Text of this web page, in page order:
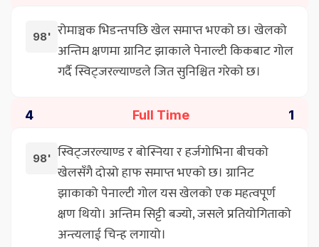
98' रोमाञ्चक भिडन्तपछि खेल समाप्त भएको छ। खेलको
अन्तिम क्षणमा ग्रानिट झाकाले पेनाल्टी किकबाट गोल
गर्दै स्विट्जरल्याण्डले जित सुनिश्चित गरेको छ।
4 Full Time 1
98' स्विट्जरल्याण्ड र बोस्निया र हर्जगोभिना बीचको
खेलसँगै दोस्रो हाफ समाप्त भएको छ। ग्रानिट
झाकाको पेनाल्टी गोल यस खेलको एक महत्वपूर्ण
क्षण थियो। अन्तिम सिट्टी बज्यो, जसले प्रतियोगिताको
अन्त्यलाई चिन्ह लगायो।